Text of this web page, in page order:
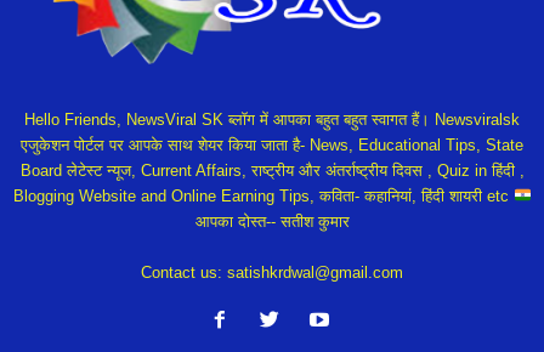
Hello Friends, NewsViral SK ब्लॉग में आपका बहुत बहुत स्वागत हैं। Newsviralsk
एजुकेशन पोर्टल पर आपके साथ शेयर किया जाता है- News, Educational Tips, State
Board लेटेस्ट न्यूज, Current Affairs, राष्ट्रीय और अंतर्राष्ट्रीय दिवस , Quiz in हिंदी ,
Blogging Website and Online Earning Tips, कविता- कहानियां, हिंदी शायरी etc
आपका दोस्त-- सतीश कुमार
Contact us: satishkrdwal@gmail.com